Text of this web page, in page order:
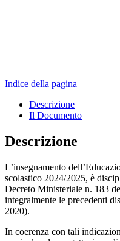
Indice della pagina
Descrizione
Il Documento
Descrizione
L’insegnamento
scolastico 2024/2025, è
Decreto Ministeriale n. 183
integralmente le precedenti
2020).
In coerenza con tali